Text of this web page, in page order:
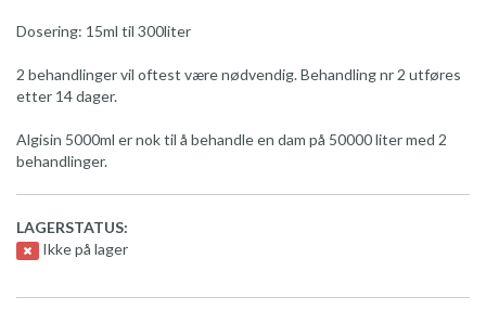
Dosering: 15ml til 300liter
2 behandlinger vil oftest være nødvendig. Behandling nr 2 utføres
etter 14 dager.
Algisin 5000ml er nok til å behandle en dam på 50000 liter med 2
behandlinger.
LAGERSTATUS:
Ikke på lager